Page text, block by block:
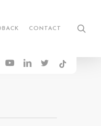
CONTACT
YOUTUBELINKEDINTWITTERTIKTOK